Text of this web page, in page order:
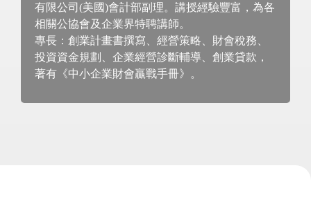
有限公司(美國)會計部副理。講授經驗豐富，為各
相關公協會及企業界特聘講師。
專長：創業計畫書撰寫、經營策略、財會稅務、
投資資金規劃、企業經營診斷輔導、創業貸款，
著有《中小企業財會贏戰手冊》。